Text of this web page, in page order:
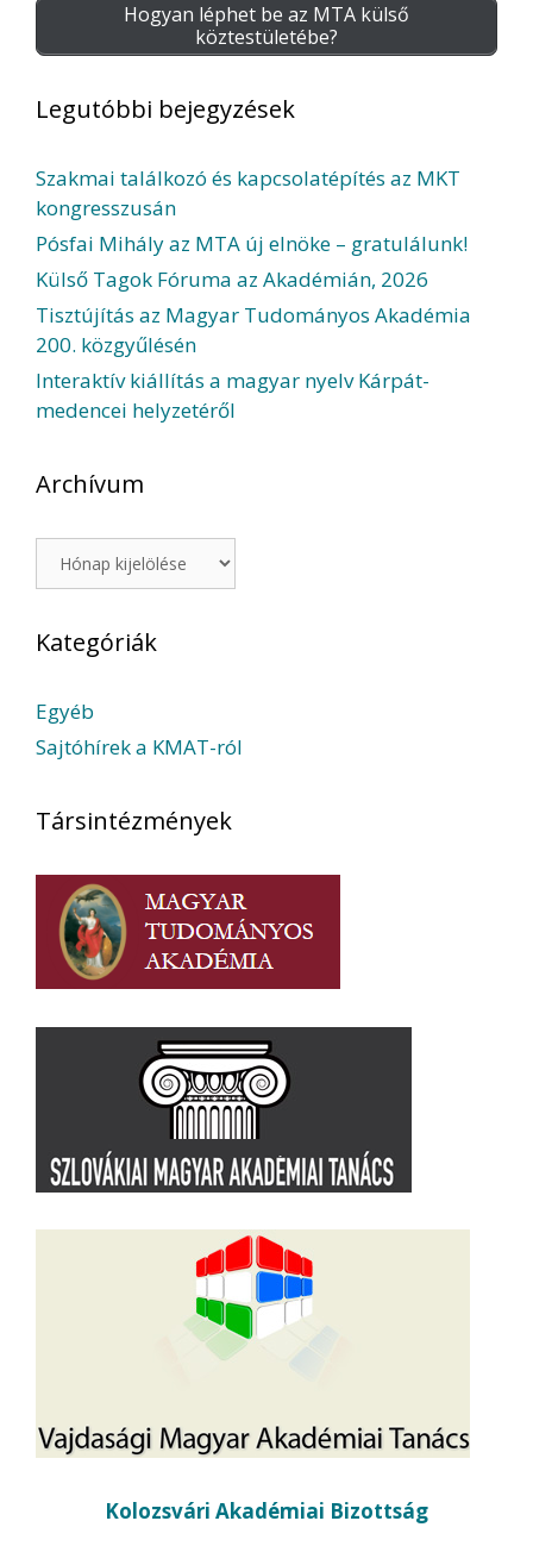
Hogyan léphet be az MTA külső
köztestületébe?
Legutóbbi bejegyzések
Szakmai találkozó és kapcsolatépítés az MKT
kongresszusán
Pósfai Mihály az MTA új elnöke – gratulálunk!
Külső Tagok Fóruma az Akadémián, 2026
Tisztújítás az Magyar Tudományos Akadémia
200. közgyűlésén
Interaktív kiállítás a magyar nyelv Kárpát-
medencei helyzetéről
Archívum
Archívum
Kategóriák
Egyéb
Sajtóhírek a KMAT-ról
Társintézmények
Kolozsvári Akadémiai Bizottság